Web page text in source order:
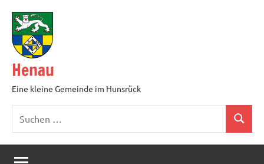
Inhalt
springen
Henau
Eine kleine Gemeinde im Hunsrück
Suchen
nach:
Suchen